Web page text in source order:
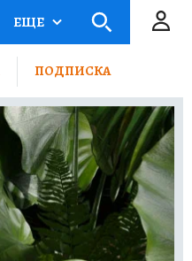
ЕЩЕ
ПОДПИСКА